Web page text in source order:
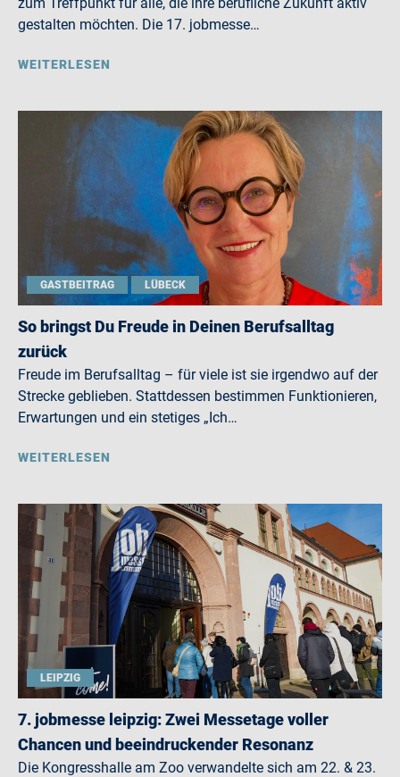
gestalten möchten. Die 17. jobmesse…
WEITERLESEN
GASTBEITRAG LÜBECK
So bringst Du Freude in Deinen Berufsalltag
zurück
Freude im Berufsalltag – für viele ist sie irgendwo auf der
Strecke geblieben. Stattdessen bestimmen Funktionieren,
Erwartungen und ein stetiges „Ich…
WEITERLESEN
LEIPZIG
7. jobmesse leipzig: Zwei Messetage voller
Chancen und beeindruckender Resonanz
Die Kongresshalle am Zoo verwandelte sich am 22. & 23.